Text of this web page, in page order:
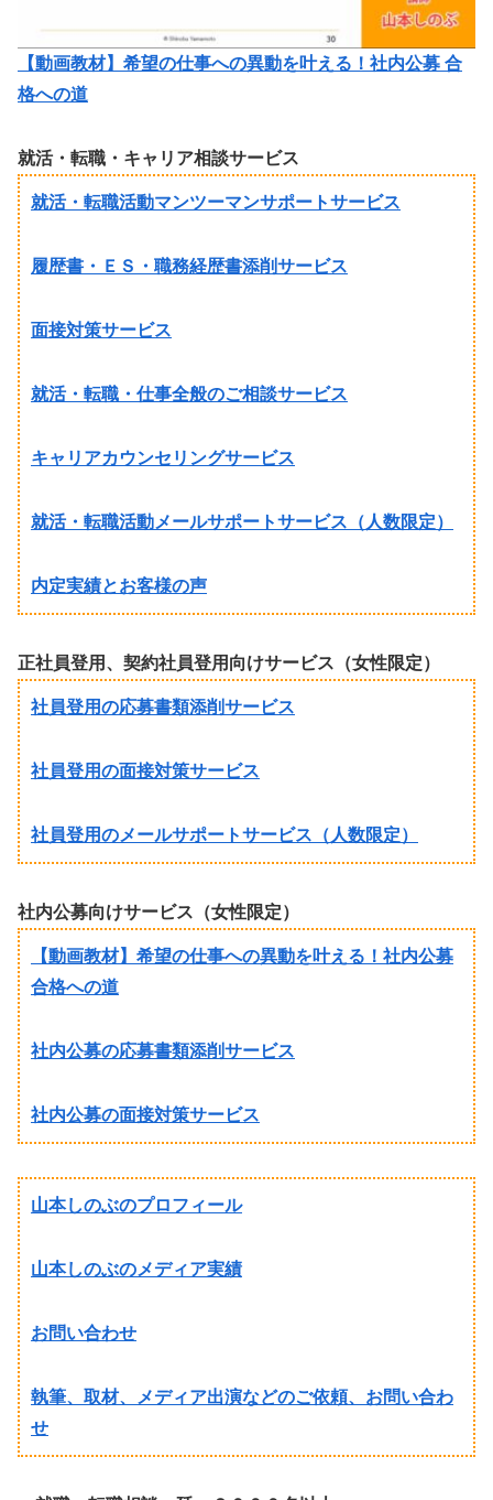
【動画教材】希望の仕事への異動を叶える！社内公募 合
格への道
就活・転職・キャリア相談サービス
就活・転職活動マンツーマンサポートサービス
履歴書・ＥＳ・職務経歴書添削サービス
面接対策サービス
就活・転職・仕事全般のご相談サービス
キャリアカウンセリングサービス
就活・転職活動メールサポートサービス（人数限定）
内定実績とお客様の声
正社員登用、契約社員登用向けサービス（女性限定）
社員登用の応募書類添削サービス
社員登用の面接対策サービス
社員登用のメールサポートサービス（人数限定）
社内公募向けサービス（女性限定）
【動画教材】希望の仕事への異動を叶える！社内公募
合格への道
社内公募の応募書類添削サービス
社内公募の面接対策サービス
山本しのぶのプロフィール
山本しのぶのメディア実績
お問い合わせ
執筆、取材、メディア出演などのご依頼、お問い合わ
せ